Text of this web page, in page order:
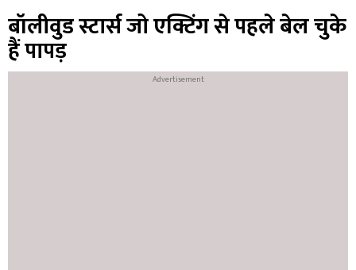
बॉलीवुड स्टार्स जो एक्टिंग से पहले बेल चुके
हैं पापड़